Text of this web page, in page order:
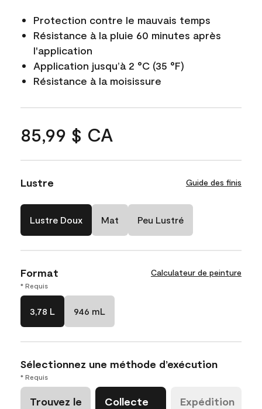
Protection contre le mauvais temps
Résistance à la pluie 60 minutes après
l'application
Application jusqu’à 2 °C (35 °F)
Résistance à la moisissure
85,99 $ CA
Lustre Guide des finis
Lustre Doux Mat Peu Lustré
Format Calculateur de peinture
* Requis
3,78 L 946 mL
Sélectionnez une méthode d’exécution
* Requis
Trouvez le
Collecte
Expédition